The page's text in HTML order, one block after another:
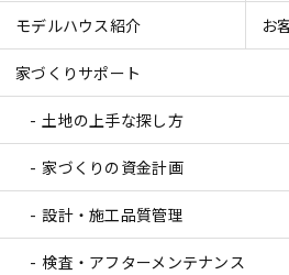
モデルハウス紹介 お
家づくりサポート
土地の上手な探し方
家づくりの資金計画
設計・施工品質管理
検査・アフターメンテナンス